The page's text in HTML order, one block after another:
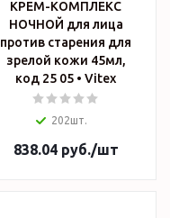
КРЕМ-КОМПЛЕКС
НОЧНОЙ для лица
против старения для
зрелой кожи 45мл,
код 25 05 • Vitex
202шт.
838.04руб./шт